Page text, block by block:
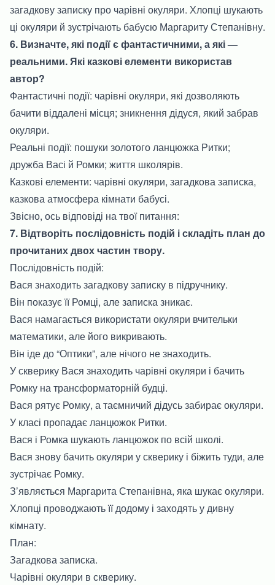
загадкову записку про чарівні окуляри. Хлопці шукають
ці окуляри й зустрічають бабусю Маргариту Степанівну.
6. Визначте, які події є фантастичними, а які —
реальними. Які казкові елементи використав
автор?
Фантастичні події: чарівні окуляри, які дозволяють
бачити віддалені місця; зникнення дідуся, який забрав
окуляри.
Реальні події: пошуки золотого ланцюжка Ритки;
дружба Васі й Ромки; життя школярів.
Казкові елементи: чарівні окуляри, загадкова записка,
казкова атмосфера кімнати бабусі.
Звісно, ось відповіді на твої питання:
7. Відтворіть послідовність подій і складіть план до
прочитаних двох частин твору.
Послідовність подій:
Вася знаходить загадкову записку в підручнику.
Він показує її Ромці, але записка зникає.
Вася намагається використати окуляри вчительки
математики, але його викривають.
Він іде до “Оптики”, але нічого не знаходить.
У скверику Вася знаходить чарівні окуляри і бачить
Ромку на трансформаторній будці.
Вася рятує Ромку, а таємничий дідусь забирає окуляри.
У класі пропадає ланцюжок Ритки.
Вася і Ромка шукають ланцюжок по всій школі.
Вася знову бачить окуляри у скверику і біжить туди, але
зустрічає Ромку.
З’являється Маргарита Степанівна, яка шукає окуляри.
Хлопці проводжають її додому і заходять у дивну
кімнату.
План:
Загадкова записка.
Чарівні окуляри в скверику.